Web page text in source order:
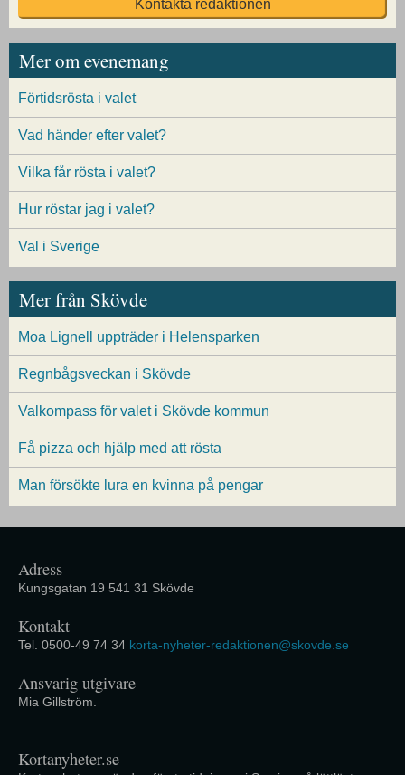
Kontakta redaktionen
Mer om evenemang
Förtidsrösta i valet
Vad händer efter valet?
Vilka får rösta i valet?
Hur röstar jag i valet?
Val i Sverige
Mer från Skövde
Moa Lignell uppträder i Helensparken
Regnbågsveckan i Skövde
Valkompass för valet i Skövde kommun
Få pizza och hjälp med att rösta
Man försökte lura en kvinna på pengar
Adress
Kungsgatan 19 541 31 Skövde
Kontakt
Tel. 0500-49 74 34 korta-nyheter-redaktionen@skovde.se
Ansvarig utgivare
Mia Gillström.
Kortanyheter.se